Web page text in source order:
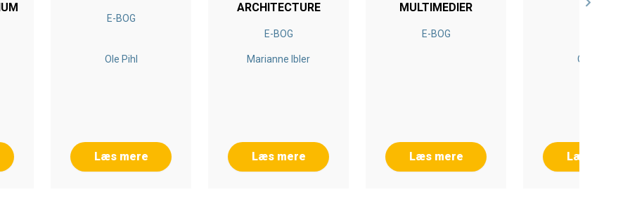
E-BOG
Ole Pihl
Læs mere
ARCHITECTURE
E-BOG
Marianne Ibler
Læs mere
MULTIMEDIER
E-BOG
Læs mere
Ole Pihl
Læs mere